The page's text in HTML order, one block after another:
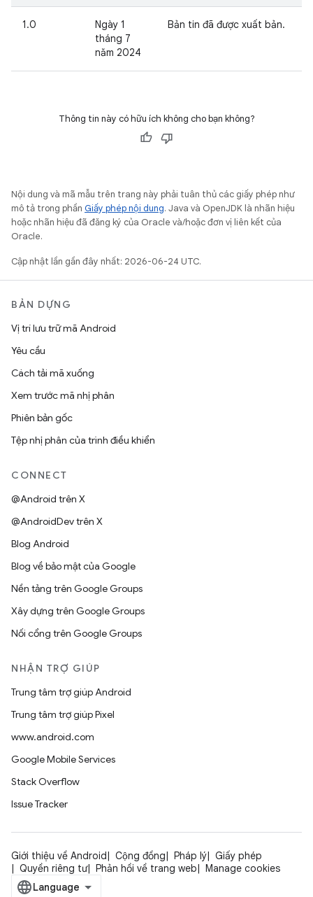
1.0
Ngày 1
tháng 7
năm 2024
Bản tin đã được xuất bản.
Thông tin này có hữu ích không cho bạn không?
Nội dung và mã mẫu trên trang này phải tuân thủ các giấy phép như
mô tả trong phần Giấy phép nội dung. Java và OpenJDK là nhãn hiệu
hoặc nhãn hiệu đã đăng ký của Oracle và/hoặc đơn vị liên kết của
Oracle.
Cập nhật lần gần đây nhất: 2026-06-24 UTC.
BẢN DỰNG
Vị trí lưu trữ mã Android
Yêu cầu
Cách tải mã xuống
Xem trước mã nhị phân
Phiên bản gốc
Tệp nhị phân của trình điều khiển
CONNECT
@Android trên X
@AndroidDev trên X
Blog Android
Blog về bảo mật của Google
Nền tảng trên Google Groups
Xây dựng trên Google Groups
Nối cổng trên Google Groups
NHẬN TRỢ GIÚP
Trung tâm trợ giúp Android
Trung tâm trợ giúp Pixel
www.android.com
Google Mobile Services
Stack Overflow
Issue Tracker
Giới thiệu về Android Cộng đồng Pháp lý
Giấy phép
Quyền riêng tư
Phản hồi về trang web Manage cookies